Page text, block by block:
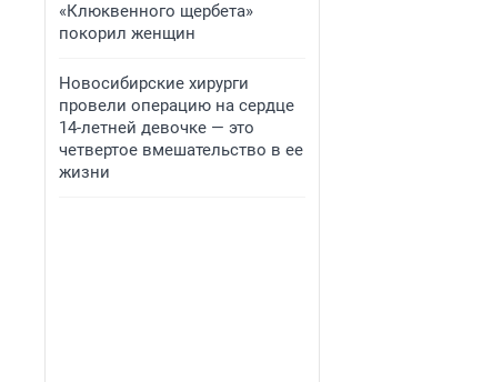
«Клюквенного щербета»
покорил женщин
Новосибирские хирурги
провели операцию на сердце
14-летней девочке — это
четвертое вмешательство в ее
жизни